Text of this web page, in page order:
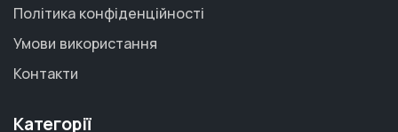
Політика конфіденційності
Умови використання
Контакти
Категорії